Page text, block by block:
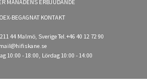
MÅNADENS ERBJUDANDE
BEGAGNAT KONTAKT
44 Malmö, Sverige Tel.+46 40 12 72 90
mail@hifiskane.se
10:00 - 18:00, Lördag 10:00 - 14:00